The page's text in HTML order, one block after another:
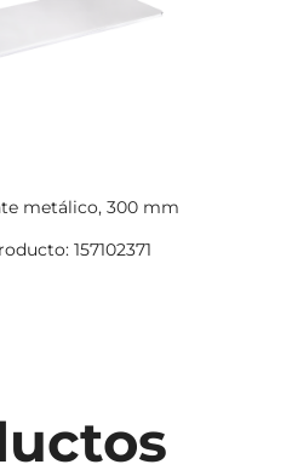
metálico, 300 mm
157102371